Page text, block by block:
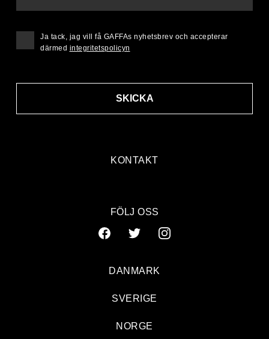
KONTAKT
SKICKA
Ja tack, jag vill få GAFFAs nyhetsbrev och accepterar
därmed integritetspolicyn
FÖLJ OSS
DANMARK
SVERIGE
NORGE